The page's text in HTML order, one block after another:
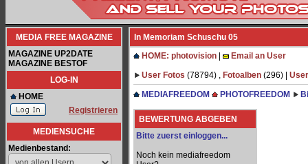
MEDIA FREE MAGAZINE
MAGAZINE UP2DATE
MAGAZINE BESTOF
LOG-IN
HOME
Registrieren
MEDIENSUCHE
Medienbestand:
In Memoriam Schuschu 05
HOME: photovision
Email an User
User Fotos (78794) , Fotoalben (296) |
MEDIAFREEDOM
PHOTOFREEDOM
BEWERTUNG ABGEBEN
Bitte zuerst einloggen...
Noch kein mediafreedom